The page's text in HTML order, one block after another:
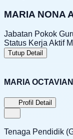
MARIA NONA
Jabatan Pokok
Status Kerja Aktif
Tutup Detail
MARIA
Profil Detail
Tenaga Pendidik